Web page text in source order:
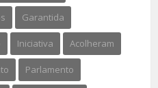
Garantida
Iniciativa Acolheram
Parlamento